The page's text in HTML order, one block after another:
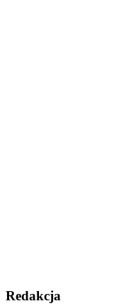
Redakcja